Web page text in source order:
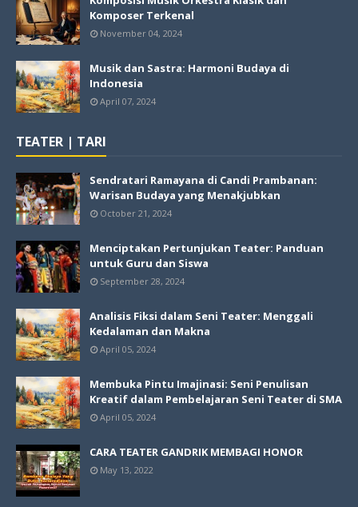
Komposer Terkenal
November 04, 2024
Musik dan Sastra: Harmoni Budaya di
Indonesia
April 07, 2024
TEATER | TARI
Sendratari Ramayana di Candi Prambanan:
Warisan Budaya yang Menakjubkan
October 21, 2024
Menciptakan Pertunjukan Teater: Panduan
untuk Guru dan Siswa
September 28, 2024
Analisis Fiksi dalam Seni Teater: Menggali
Kedalaman dan Makna
April 05, 2024
Membuka Pintu Imajinasi: Seni Penulisan
Kreatif dalam Pembelajaran Seni Teater di SMA
April 05, 2024
CARA TEATER GANDRIK MEMBAGI HONOR
May 13, 2022